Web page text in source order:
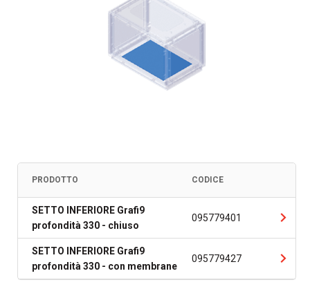
PRODOTTO CODICE
SETTO INFERIORE Grafi9
profondità 330 - chiuso
095779401
SETTO INFERIORE Grafi9
profondità 330 - con membrane
095779427